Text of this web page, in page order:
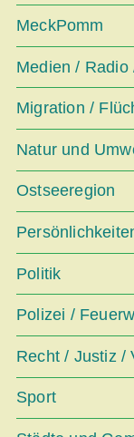
MeckPomm
Medien / Radio
Migration /
Natur und
Ostseeregion
Politik
Polizei /
Recht / Justiz /
Sport